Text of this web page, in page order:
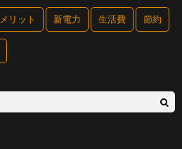
メリット 新電力 生活費 節約